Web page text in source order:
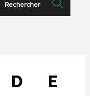
Rechercher
D E